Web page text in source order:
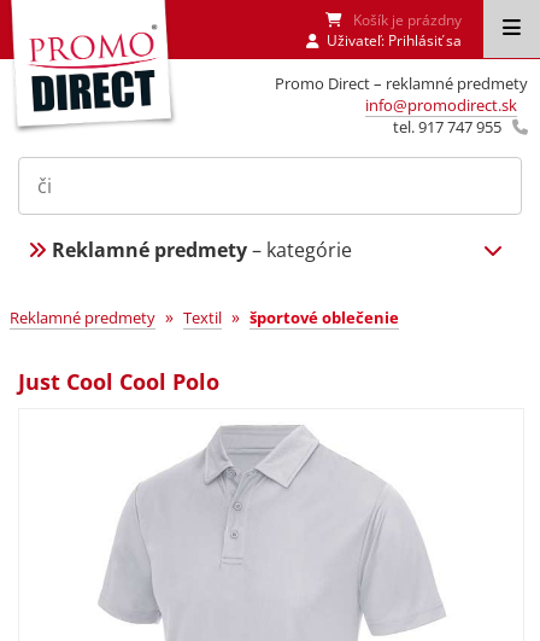
Promo Direct – reklamné predmety
info@promodirect.sk
tel. 917 747 955
Košík je prázdny
Uživateľ: Prihlásiť sa
Reklamné predmety– kategórie
Reklamné predmety » Textil » športové oblečenie
Just Cool Cool Polo